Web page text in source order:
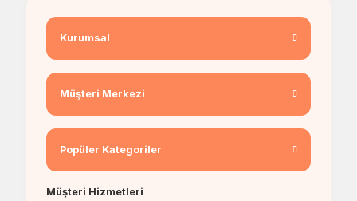
Kurumsal
Müşteri Merkezi
Popüler Kategoriler
Müşteri Hizmetleri